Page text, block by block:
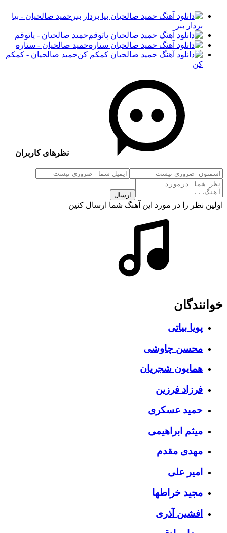
حمید صالحیان - بیا
بردار ببر
حمید صالحیان - پاتوقم
حمید صالحیان - ستاره
حمید صالحیان - کمکم
کن
نظرهای کاربران
ارسال
اولین نظر را در مورد این آهنگ شما ارسال کنین
خوانندگان
پویا بیاتی
محسن چاوشی
همایون شجریان
فرزاد فرزین
حمید عسکری
میثم ابراهیمی
مهدی مقدم
امیر علی
مجید خراطها
افشین آذری